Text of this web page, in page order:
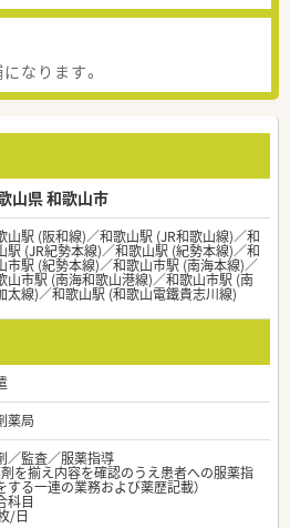
なります。
山県 和歌山市
山駅 (阪和線)／和歌山駅 (JR和歌山線)／和
駅 (JR紀勢本線)／和歌山駅 (紀勢本線)／和
市駅 (紀勢本線)／和歌山市駅 (南海本線)／
山市駅 (南海和歌山港線)／和歌山市駅 (南
太線)／和歌山駅 (和歌山電鐵貴志川線)
薬局
／監査／服薬指導
剤を揃え内容を確認のうえ患者への服薬指
する一連の業務および薬歴記載）
科目
/日